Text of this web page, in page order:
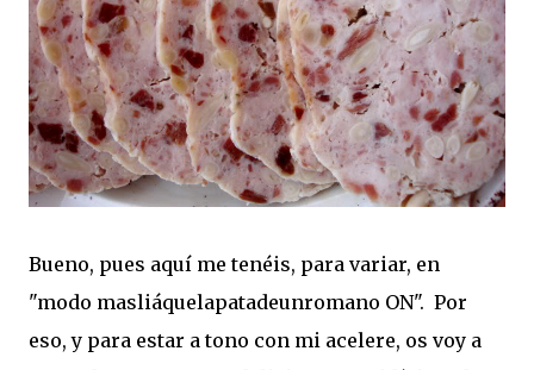
Bueno, pues aquí me tenéis, para variar, en
"modo masliáquelapatadeunromano ON". Por
eso, y para estar a tono con mi acelere, os voy a